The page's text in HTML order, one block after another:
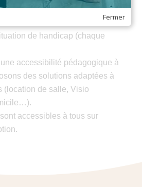
de handicap (chaque
accessibilité pédagogique à
des solutions adaptées à
(location de salle, Visio
accessibles à tous sur
Fermer